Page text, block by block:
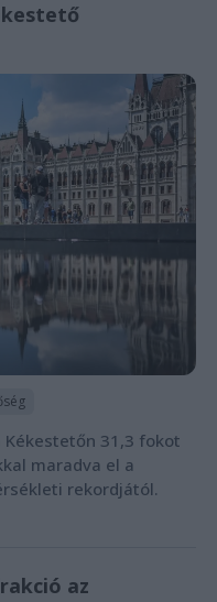
31,3 fokot
maradva el a
rekordjától.
az